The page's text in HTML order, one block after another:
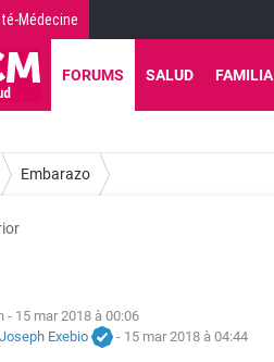
Médecine
FORUMS SALUD FAMILIA
Embarazo
- 15 mar 2018 à 00:06
Exebio
- 15 mar 2018 à 04:44